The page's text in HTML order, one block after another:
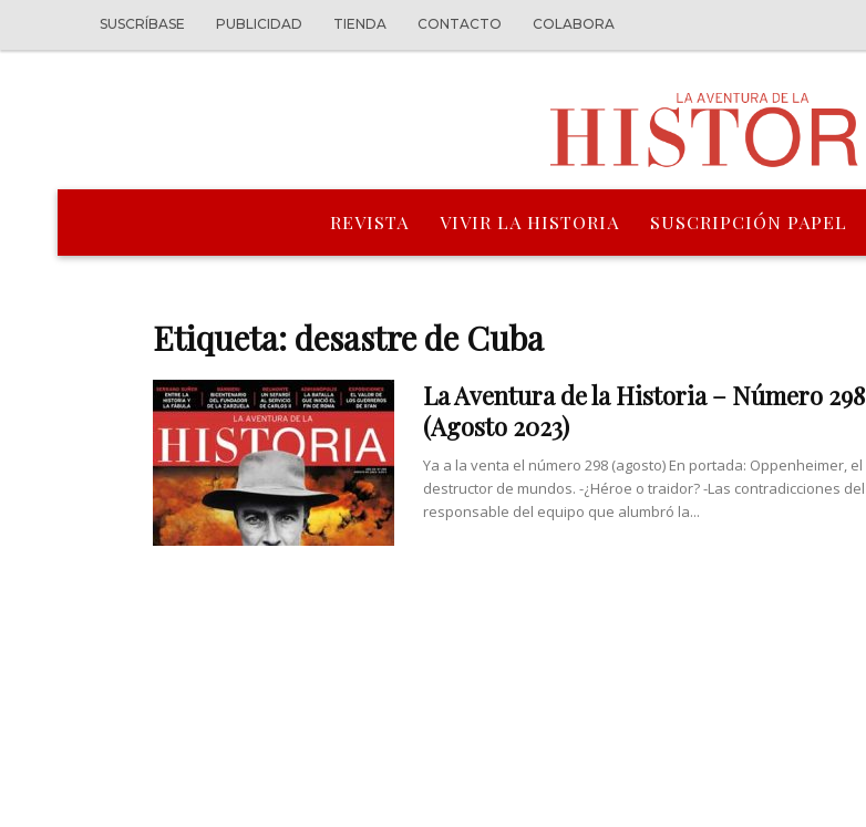
SUSCRÍBASE PUBLICIDAD TIENDA CONTACTO COLABORA
REVISTA VIVIR LA HISTORIA SUSCRIPCIÓN PAPEL
Etiqueta: desastre de Cuba
La Aventura de la Historia – Número 298
(Agosto 2023)
Ya a la venta el número 298 (agosto) En portada: Oppenheimer, el
destructor de mundos. -¿Héroe o traidor? -Las contradicciones del
responsable del equipo que alumbró la...